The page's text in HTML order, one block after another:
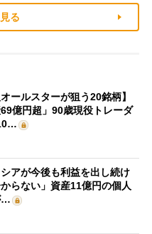
る
オールスターが狙う20銘柄】
69億円超」90歳現役トレーダ
シアが今後も利益を出し続け
らない」資産11億円の個人
…